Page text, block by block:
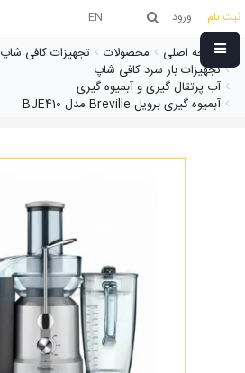
ثبت نام ورود EN
صفحه اصلی محصولات
تجهیزات کافی شاپ
تجهیزات بار سرد کافی شاپ
آب پرتقال گیری و آبمیوه گیری
آبمیوه گیری برویل Breville مدل BJE410